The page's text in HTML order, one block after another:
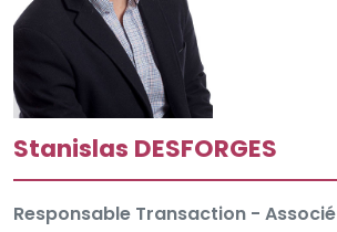
Stanislas DESFORGES
Responsable Transaction - Associé